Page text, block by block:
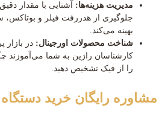
مدیریت هزینه‌ها:
جلوگیری از هدررفت فیلر و بوتاکس،
بهینه می‌کند.
شناخت محصولات اورجینال: در بازار
کارشناسان راژین به شما می‌آموزند
را از فیک تشخیص دهید.
مشاوره رایگان خرید دستگاه